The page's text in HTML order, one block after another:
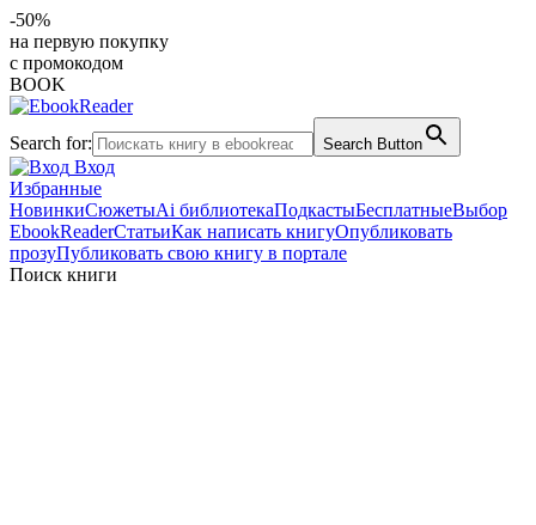
-50%
на первую покупку
с промокодом
BOOK
Search for: Search Button
Вход
Избранные
НовинкиСюжетыAi библиотекаПодкастыБесплатныеВыбор
EbookReaderСтатьиКак написать книгуОпубликовать
прозуПубликовать свою книгу в портале
Поиск книги